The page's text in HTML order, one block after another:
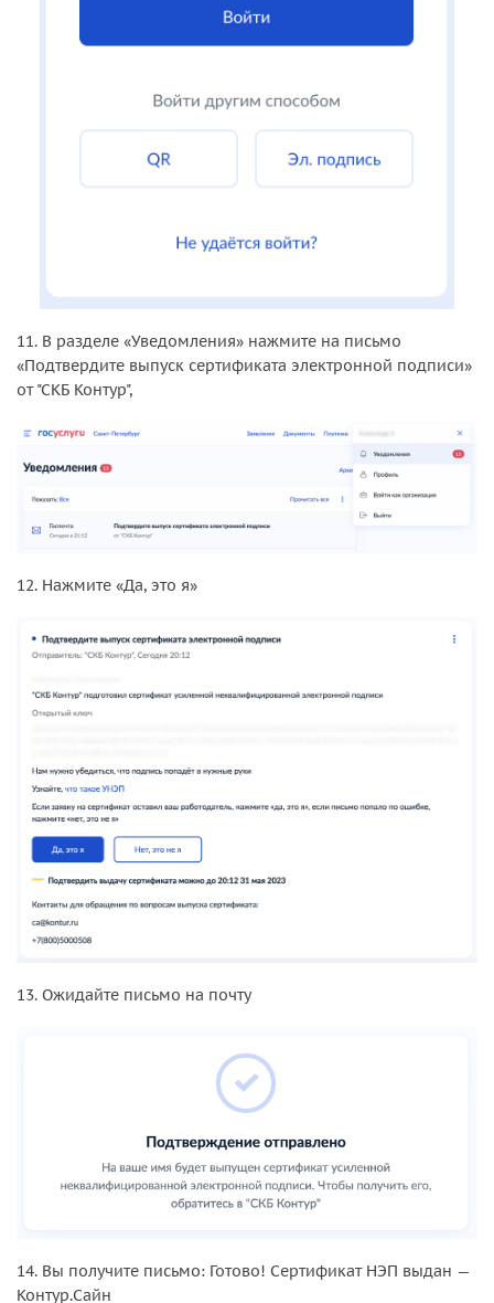
11. В разделе «Уведомления» нажмите на письмо
«Подтвердите выпуск сертификата электронной подписи»
от "СКБ Контур",
12. Нажмите «Да, это я»
13. Ожидайте письмо на почту
14. Вы получите письмо: Готово! Сертификат НЭП выдан —
Контур.Сайн